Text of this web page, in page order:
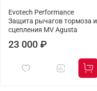
Evotech Performance
Защита рычагов тормоза и
сцепления MV Agusta
23 000 ₽